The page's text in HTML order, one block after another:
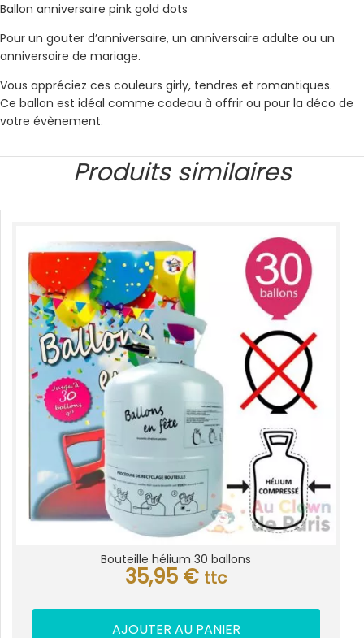
Ballon anniversaire pink gold dots
Pour un gouter d’anniversaire, un anniversaire adulte ou un
anniversaire de mariage.
Vous appréciez ces couleurs girly, tendres et romantiques.
Ce ballon est idéal comme cadeau à offrir ou pour la déco de
votre évènement.
Produits similaires
Bouteille hélium 30 ballons
35,95 € ttc
AJOUTER AU PANIER